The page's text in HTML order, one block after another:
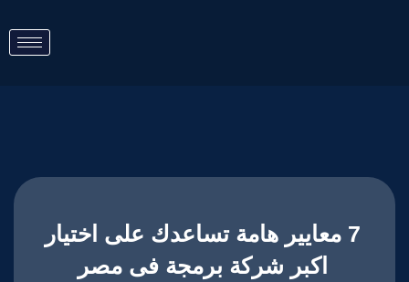
7 معايير هامة تساعدك على اختيار
اكبر شركة برمجة فى مصر